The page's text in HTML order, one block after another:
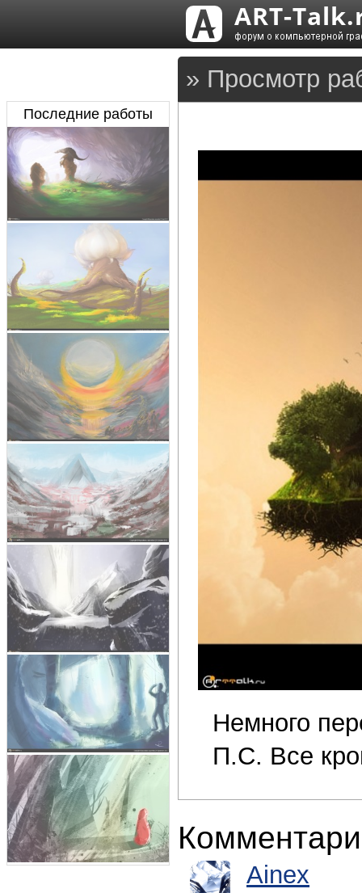
» Просмотр
Немного
П.С. Все
Ainex
Последние работы